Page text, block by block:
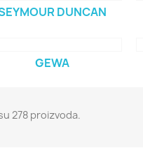
DUNCAN
GEWA
278 proizvoda.